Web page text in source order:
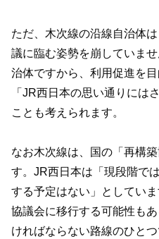
ただ、木次線の沿線自治体
議に臨む姿勢を崩していま
治体ですから、利用促進を
「JR西日本の思い通りには
ことも考えられます。
なお木次線は、国の「再構
す。JR西日本は「現段階で
する予定はない」としてい
協議会に移行する可能性も
ければならない路線のひとつ